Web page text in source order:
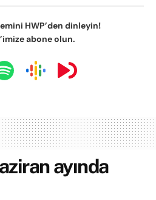
HWP’den dinleyin!
abone olun.
ayında